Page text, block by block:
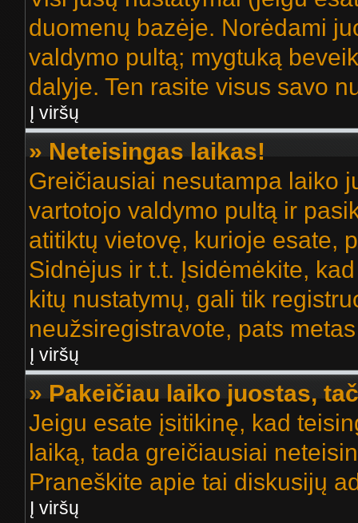
duomenų bazėje. Norėdami
valdymo pultą; mygtuką
dalyje. Ten rasite visus savo
Į viršų
» Neteisingas laikas!
Greičiausiai nesutampa laiko
vartotojo valdymo pultą ir
atitiktų vietovę, kurioje esate,
Sidnėjus ir t.t. Įsidėmėkite,
kitų nustatymų, gali tik
neužsiregistravote, pats
Į viršų
» Pakeičiau laiko juostas,
Jeigu esate įsitikinę, kad
laiką, tada greičiausiai
Praneškite apie tai diskusijų
Į viršų